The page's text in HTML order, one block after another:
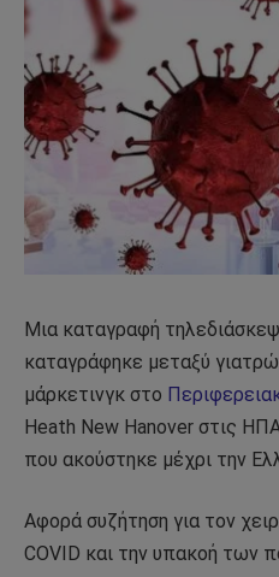
Μια καταγραφή
καταγράφηκε μεταξύ
μάρκετινγκ στο
Heath New Hanover στις
που ακούστηκε μέχρι την
Αφορά συζήτηση για τον
COVID και την υπακοή των